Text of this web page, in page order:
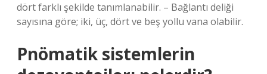
dört farklı şekilde tanımlanabilir. – Bağlantı deliği
sayısına göre; iki, üç, dört ve beş yollu vana olabilir.
Pnömatik sistemlerin